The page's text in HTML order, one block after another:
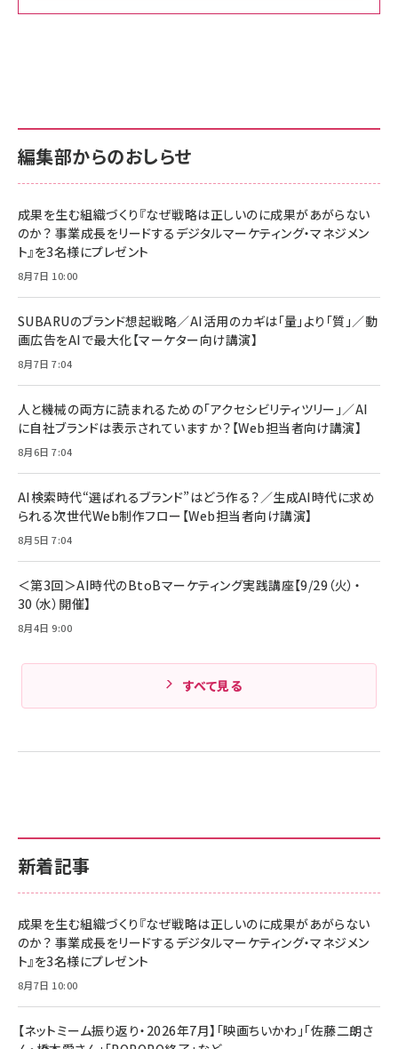
￥880
anan(アンアン)2026/06/24号 No.2500増
刊 スペシャルエディション[王道エンタメの矜
￥1,100
anan(アンアン)2026/07/08号 No.2502[2026
￥880
ママ投資家が育休中に１億貯めた株式投資
組織の成果を最大化する ルールのデザイン
￥1,980
Amazonランキングをもっと見る
内サポート正規品 メーカー保証5年
KLMEA128G
NIMASO ガラスフィルム iPhone 17 用 保護
止 貼りやすい ガイド枠付き いPhone17 (6.3
インチ) 対応 2枚セット DSP25F1698
￥1,599
￥6,980
全ワイヤレスイヤホン/アクティブノイズキャンセリ
技術基準適合】ブラック
￥5,990
ケーブル Anker絡まないケーブル 240W 結束バン
ド付き USB PD対応 シリコン素材採用 iPhone
17 / 16 / 15 / Galaxy iPad Pro MacBook
Pro/Air 各種対応 (1.8m ミッドナイトブラック)
￥1,890
内サポート正規品 メーカー保証5年
KLMEA128G
Amazon eギフトカード - Amazonロゴ - ク
￥5,000
Anker PowerLine III Flow USB-C & USB-C
Pro/Air 各種対応 (1.8m ミッドナイトブラック)
￥1,890
サッポロ 生ビール 黒ラベル 350ml 缶 24本 ビー
ル ケース買い【6/30応募〆切! 黒ラベルビヤセラー
￥4,857
新着記事
成果を生む組織づくり『なぜ戦略は正しいのに成果があがらない
のか？ 事業成長をリードするデジタルマーケティング・マネジメン
ト』を3名様にプレゼント
8月7日 10:00
【ネットミーム振り返り・2026年7月】「映画ちいかわ」「佐藤二朗さ
編集部からのおしらせ
成果を生む組織づくり『なぜ戦略は正しいのに成果があがらない
のか？ 事業成長をリードするデジタルマーケティング・マネジメン
ト』を3名様にプレゼント
8月7日 10:00
SUBARUのブランド想起戦略／AI活用のカギは「量」より「質」／動
画広告をAIで最大化【マーケター向け講演】
8月7日 7:04
人と機械の両方に読まれるための「アクセシビリティツリー」／AI
に自社ブランドは表示されていますか？【Web担当者向け講演】
8月6日 7:04
AI検索時代“選ばれるブランド”はどう作る？／生成AI時代に求め
られる次世代Web制作フロー【Web担当者向け講演】
8月5日 7:04
＜第3回＞AI時代のBtoBマーケティング実践講座【9/29（火）・
30（水）開催】
8月4日 9:00
すべて見る